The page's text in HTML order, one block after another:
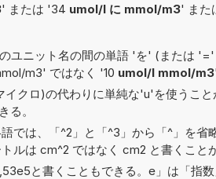
' または '34 umol/l に mmol/m3' また
ユニット名の間の単語 'を' (または
m3' ではなく '10 umol/l mmol/m3
クロ)の代わりに単純な'u'を使うこと
る。
では、「^2」と「^3」から「^」を省
ルは cm^2 ではなく cm2 と書くこと
と書くこともできる。e」は「指数